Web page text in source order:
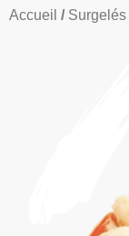
Accueil / Surgelés